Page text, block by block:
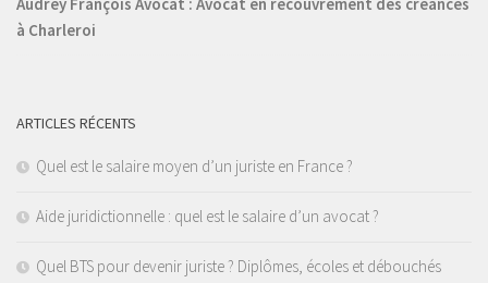
à Charleroi
ARTICLES RÉCENTS
Quel est le salaire moyen d’un juriste en France ?
Aide juridictionnelle : quel est le salaire d’un avocat ?
Quel BTS pour devenir juriste ? Diplômes, écoles et débouchés